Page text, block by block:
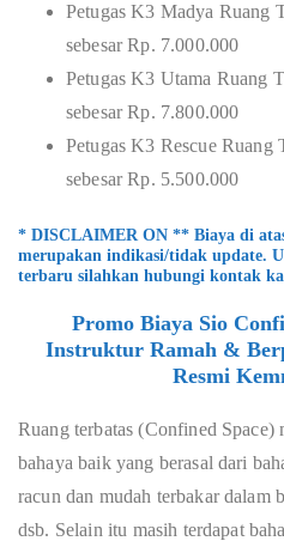
Petugas K3 Madya Ruang
sebesar Rp. 7.000.000
Petugas K3 Utama Ruang
sebesar Rp. 7.800.000
Petugas K3 Rescue Ruang
sebesar Rp. 5.500.000
* DISCLAIMER ON ** Biaya di
merupakan indikasi/tidak update.
terbaru silahkan hubungi kontak
Promo Biaya Sio
Instruktur Ramah &
Resmi
Ruang terbatas (Confined Space)
bahaya baik yang berasal dari
racun dan mudah terbakar dalam
dsb. Selain itu masih terdapat